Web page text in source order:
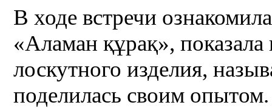
В ходе встречи
«Аламан құрақ»,
лоскутного изделия,
поделилась своим опытом.